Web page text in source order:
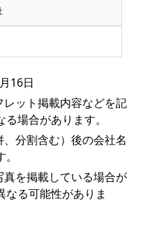
16日
ット掲載内容などを記
場合があります。
分割含む）後の会社名
を掲載している場合が
なる可能性がありま